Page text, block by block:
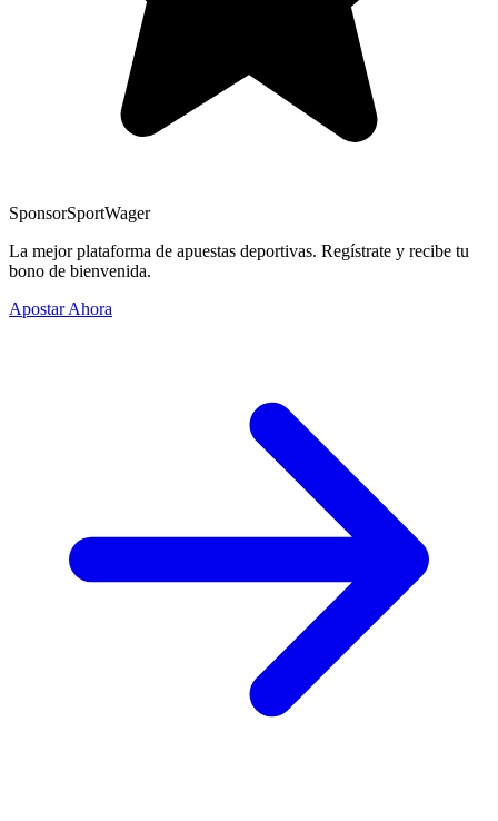
SponsorSportWager
La mejor plataforma de apuestas deportivas. Regístrate y recibe tu
bono de bienvenida.
Apostar Ahora